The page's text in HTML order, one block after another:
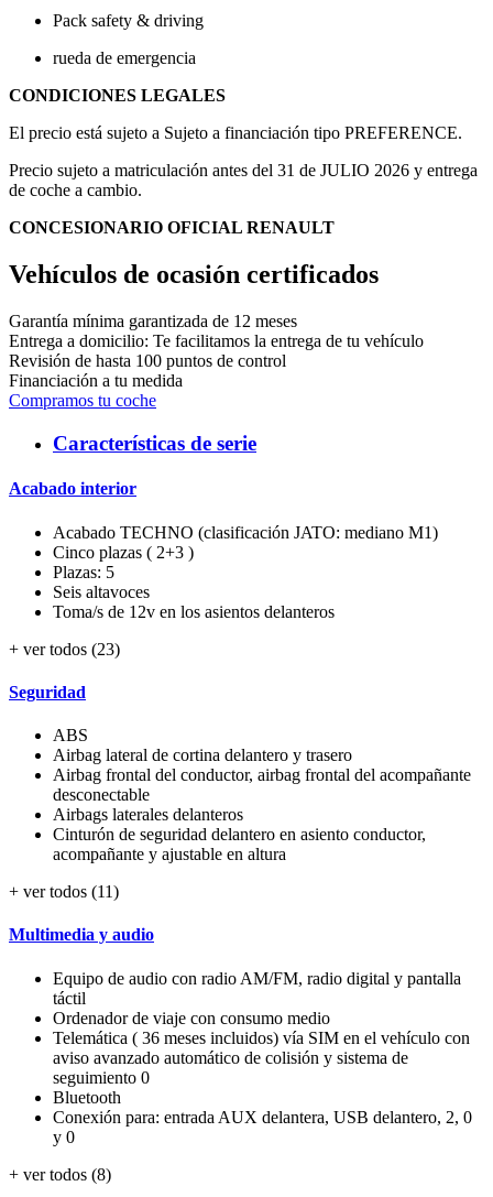
Pack safety & driving
rueda de emergencia
CONDICIONES LEGALES
El precio está sujeto a Sujeto a financiación tipo PREFERENCE.
Precio sujeto a matriculación antes del 31 de JULIO 2026 y entrega
de coche a cambio.
CONCESIONARIO OFICIAL RENAULT
Vehículos de ocasión certificados
Garantía mínima garantizada de 12 meses
Entrega a domicilio: Te facilitamos la entrega de tu vehículo
Revisión de hasta 100 puntos de control
Financiación a tu medida
Compramos tu coche
Características de serie
Acabado interior
Acabado TECHNO (clasificación JATO: mediano M1)
Cinco plazas ( 2+3 )
Plazas: 5
Seis altavoces
Toma/s de 12v en los asientos delanteros
+ ver todos (23)
Seguridad
ABS
Airbag lateral de cortina delantero y trasero
Airbag frontal del conductor, airbag frontal del acompañante
desconectable
Airbags laterales delanteros
Cinturón de seguridad delantero en asiento conductor,
acompañante y ajustable en altura
+ ver todos (11)
Multimedia y audio
Equipo de audio con radio AM/FM, radio digital y pantalla
táctil
Ordenador de viaje con consumo medio
Telemática ( 36 meses incluidos) vía SIM en el vehículo con
aviso avanzado automático de colisión y sistema de
seguimiento 0
Bluetooth
Conexión para: entrada AUX delantera, USB delantero, 2, 0
y 0
+ ver todos (8)